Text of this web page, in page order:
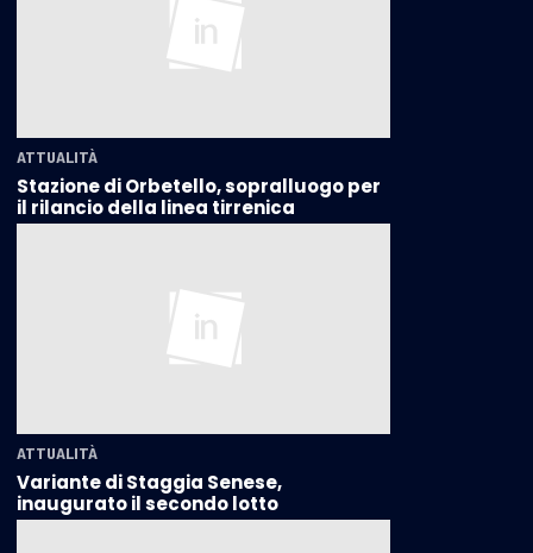
ATTUALITÀ
Stazione di Orbetello, sopralluogo per
il rilancio della linea tirrenica
ATTUALITÀ
Variante di Staggia Senese,
inaugurato il secondo lotto